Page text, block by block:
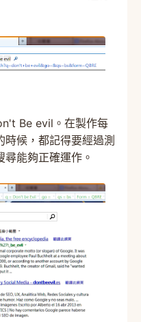
Be evil。在製作每
時候，都記得要經過測
能夠正確運作。